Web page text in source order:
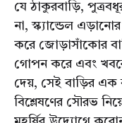
যে ঠাকুরবাড়ি,
না, স্ক্যান্ডেল
করে জোড়াসাঁকোর
গোপন করে এবং
দেয়, সেই বাড়ির এক
বিশ্লেষণের সৌরভ